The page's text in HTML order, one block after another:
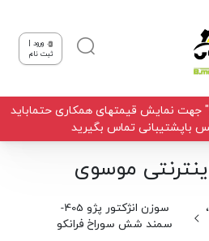
ورود |
ثبت نام
جهت نمایش قیمتهای همکاری حتماباید
باپشتیبانی تماس بگیرید
موسوی
سوزن انژکتور پژو 405-
سمند شش سوراخ فرانکو